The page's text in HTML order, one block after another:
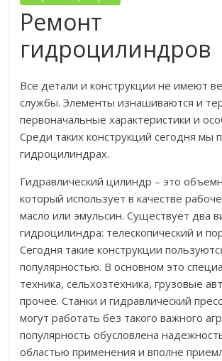
Ремонт
гидроцилиндров
Все детали и конструкции не имеют
службы. Элементы изнашиваются и
первоначальные характеристики и
Среди таких конструкций сегодня мы
гидроцилиндрах.
Гидравлический цилиндр – это
который использует в качестве
масло или эмульсин. Существует два
гидроцилиндра: телескопический и
Сегодня такие конструкции
популярностью. В основном это
техника, сельхозтехника, грузовые
прочее. Станки и гидравлический
могут работать без такого важного
популярность обусловлена
областью применения и вполне